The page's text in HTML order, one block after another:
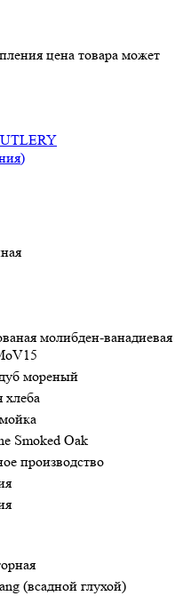
цена товара может
молибден-ванадиевая
мореный
хлеба
Smoked Oak
производство
(всадной глухой)